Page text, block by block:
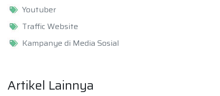
Youtuber
Traffic Website
Kampanye di Media Sosial
Artikel Lainnya